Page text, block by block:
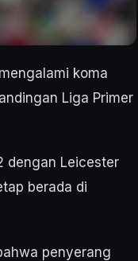
koma
Liga Primer
dengan Leicester
berada di
penyerang